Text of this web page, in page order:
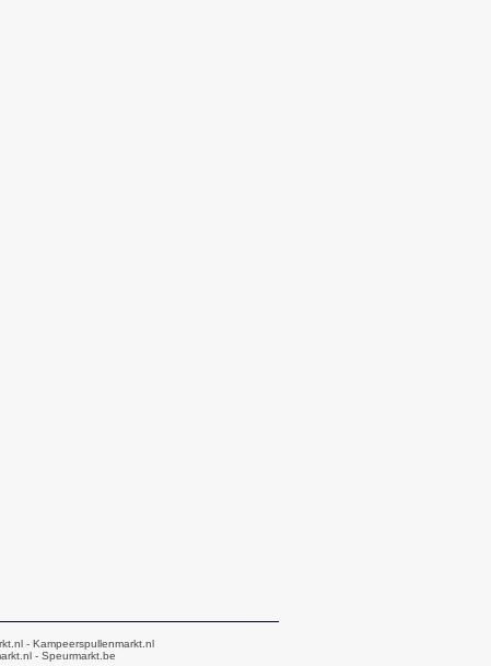
- Kampeerspullenmarkt.nl
- Speurmarkt.be